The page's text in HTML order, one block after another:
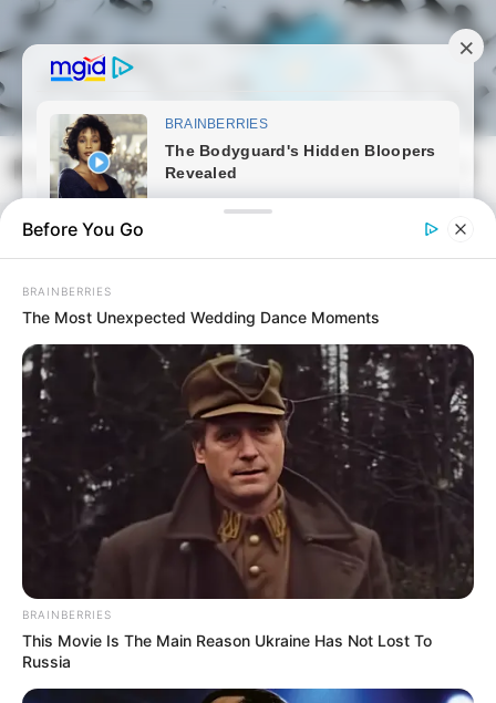
Skip
to
content
Magyarmozaik.com
Friss hírek
Hozzányúl a Tisza Párt a
családok pénzéhez: még idén
érezni is fogják!
Before You Go
BRAINBERRIES
The Most Unexpected Wedding Dance Moments
BRAINBERRIES
This Movie Is The Main Reason Ukraine Has Not Lost To
Russia